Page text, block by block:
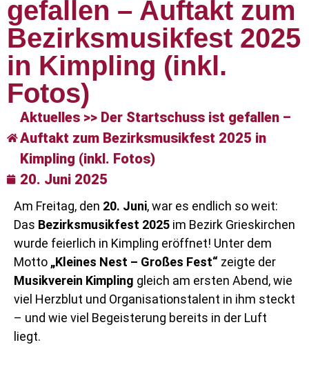
gefallen – Auftakt zum
Bezirksmusikfest 2025
in Kimpling (inkl.
Fotos)
Aktuelles >> Der Startschuss ist gefallen –
Auftakt zum Bezirksmusikfest 2025 in
Kimpling (inkl. Fotos)
20. Juni 2025
Am Freitag, den 20. Juni, war es endlich so weit:
Das Bezirksmusikfest 2025 im Bezirk Grieskirchen
wurde feierlich in Kimpling eröffnet! Unter dem
Motto „Kleines Nest – Großes Fest“ zeigte der
Musikverein Kimpling gleich am ersten Abend, wie
viel Herzblut und Organisationstalent in ihm steckt
– und wie viel Begeisterung bereits in der Luft
liegt.